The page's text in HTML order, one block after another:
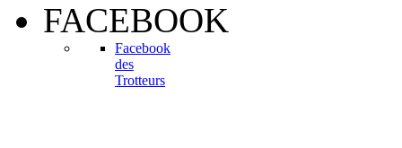
FACEBOOK
Facebook
des
Trotteurs